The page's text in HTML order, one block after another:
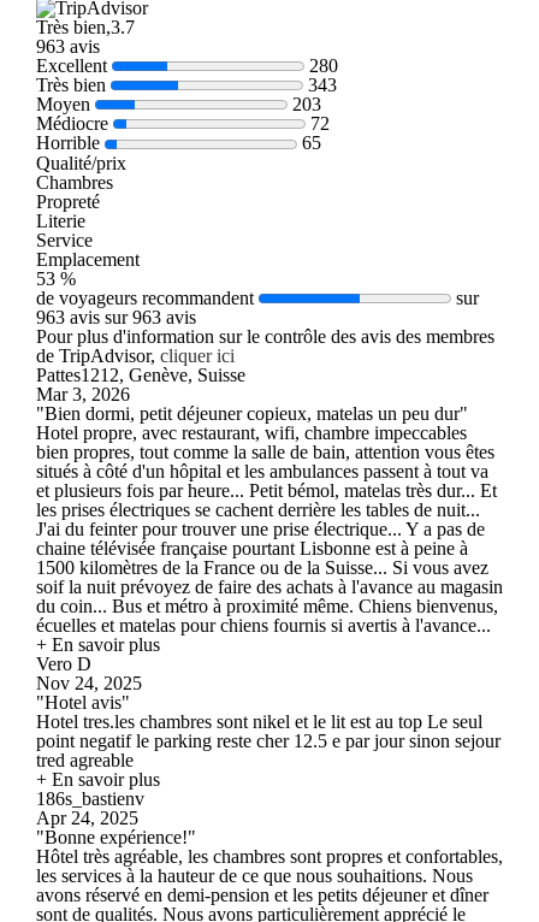
Très bien,3.7
963 avis
Excellent
280
Très bien
343
Moyen
203
Médiocre
72
Horrible
65
Qualité/prix
Chambres
Propreté
Literie
Service
Emplacement
53 %
de voyageurs recommandent
sur
963 avis sur 963 avis
Pour plus d'information sur le contrôle des avis des membres
de TripAdvisor, cliquer ici
Pattes1212, Genève, Suisse
Mar 3, 2026
"Bien dormi, petit déjeuner copieux, matelas un peu dur"
Hotel propre, avec restaurant, wifi, chambre impeccables
bien propres, tout comme la salle de bain, attention vous êtes
situés à côté d'un hôpital et les ambulances passent à tout va
et plusieurs fois par heure... Petit bémol, matelas très dur... Et
les prises électriques se cachent derrière les tables de nuit...
J'ai du feinter pour trouver une prise électrique... Y a pas de
chaine télévisée française pourtant Lisbonne est à peine à
1500 kilomètres de la France ou de la Suisse... Si vous avez
soif la nuit prévoyez de faire des achats à l'avance au magasin
du coin... Bus et métro à proximité même. Chiens bienvenus,
écuelles et matelas pour chiens fournis si avertis à l'avance...
+ En savoir plus
Vero D
Nov 24, 2025
"Hotel avis"
Hotel tres.les chambres sont nikel et le lit est au top Le seul
point negatif le parking reste cher 12.5 e par jour sinon sejour
tred agreable
+ En savoir plus
186s_bastienv
Apr 24, 2025
"Bonne expérience!"
Hôtel très agréable, les chambres sont propres et confortables,
les services à la hauteur de ce que nous souhaitions. Nous
avons réservé en demi-pension et les petits déjeuner et dîner
sont de qualités. Nous avons particulièrement apprécié le